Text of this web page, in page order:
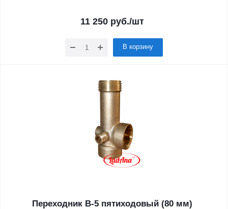
11 250 руб./шт
В корзину
Переходник В-5 пятиходовый (80 мм)